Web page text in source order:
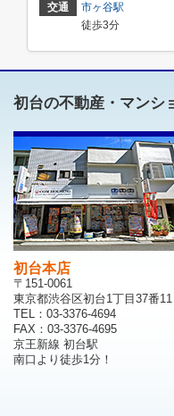
交通
市ヶ谷駅
徒歩3分
初台の不動産・マンシ
初台本店
〒151-0061
東京都渋谷区初台1丁目37番11
TEL：03-3376-4694
FAX：03-3376-4695
京王新線 初台駅
南口より徒歩1分！